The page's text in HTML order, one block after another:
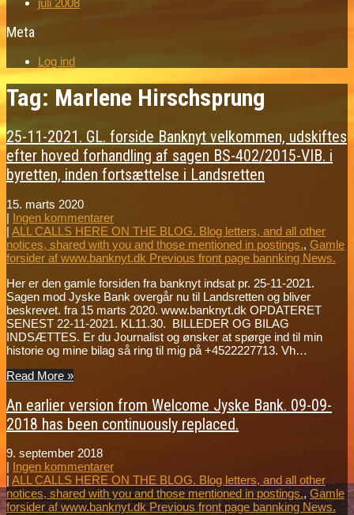
juli 2008
Meta
Log ind
Tag: Marlene Hirschsprung
25-11-2021. GL. forside Banknyt velkommen, udskiftes
efter hoved forhandling af sagen BS-402/2015-VIB. i
byretten, inden fortsættelse i Landsretten
15. marts 2020
| Ingen kommentarer
| ALL CALLS HERE ON THE BLOG. Blog letters, and all other
notices, shared with you and those mentioned in postings., Gamle
forsider af www.banknyt.dk Previous front page bannking News.
Her er den gamle forsiden fra banknyt indsat pr. 25-11-2021.
Sagen mod Jyske Bank overgår nu til Landsretten og bliver
beskrevet. fra 15 marts 2020. www.banknyt.dk OPDATERET
SENEST 22-11-2021. KL11.30. BILLEDER OG BILAG
INDSÆTTES. Er du Journalist og ønsker at spørge ind til min
historie og mine bilag så ring til mig på +4522227713. Vh…
Read More »
An earlier version from Welcome Jyske Bank. 09-09-
2018 has been continuously replaced.
9. september 2018
| Ingen kommentarer
| ALL CALLS HERE ON THE BLOG. Blog letters, and all other
notices, shared with you and those mentioned in postings., Gamle
forsider af www.banknyt.dk Previous front page bannking News.